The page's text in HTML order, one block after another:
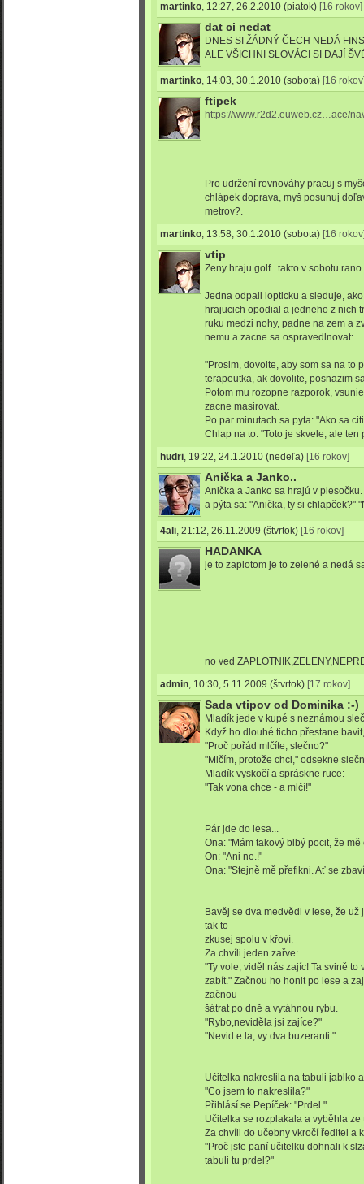
martinko, 12:27, 26.2.2010 (piatok) [16 rokov]
dat ci nedat
DNES SI ŽÁDNÝ ČECH NEDÁ
ALE VŠICHNI SLOVÁCI SI DAJÍ
martinko, 14:03, 30.1.2010 (sobota) [16
ftipek
https://www.r2d2.euweb.cz…ace/
Pro udržení rovnováhy pracuj s
chlápek doprava, myš posunuj
metrov?.
martinko, 13:58, 30.1.2010 (sobota) [16
vtip
Zeny hraju golf...takto v sobotu
Jedna odpali lopticku a sleduje,
hrajucich opodial a jedneho z nich
ruku medzi nohy, padne na zem a
nemu a zacne sa ospravedlnovat:
"Prosim, dovolte, aby som sa na to
terapeutka, ak dovolite, posnazim
Potom mu rozopne razporok,
zacne masirovat.
Po par minutach sa pyta: "Ako sa
Chlap na to: "Toto je skvele, ale ten
hudri, 19:22, 24.1.2010 (nedeľa) [16 rokov]
Anička a Janko..
Anička a Janko sa hrajú v
a pýta sa: "Anička, ty si chlapček?"
4ali, 21:12, 26.11.2009 (štvrtok) [16 rokov]
HADANKA
je to zaplotom je to zelené a nedá
no ved
admin, 10:30, 5.11.2009 (štvrtok) [17 rokov]
Sada vtipov od Dominika :-)
Mladík jede v kupé s neznámou
Když ho dlouhé ticho přestane
"Proč pořád mlčíte, slečno?"
"Mlčím, protože chci," odsekne
Mladík vyskočí a spráskne ruce:
"Tak vona chce - a mlčí!"
Pár jde do lesa...
Ona: "Mám takový blbý pocit, že
On: "Ani ne.!"
Ona: "Stejně mě přefikni. Ať se
Bavěj se dva medvědi v lese, že
tak to
zkusej spolu v křoví.
Za chvíli jeden zařve:
"Ty vole, viděl nás zajíc! Ta svině to
zabít." Začnou ho honit po lese a
začnou
šátrat po dně a vytáhnou rybu.
"Rybo,neviděla jsi zajíce?"
"Nevid e la, vy dva buzeranti."
Učitelka nakreslila na tabuli jablko
"Co jsem to nakreslila?"
Přihlásí se Pepíček: "Prdel."
Učitelka se rozplakala a vyběhla ze
Za chvíli do učebny vkročí ředitel a
"Proč jste paní učitelku dohnali k
tabuli tu prdel?"